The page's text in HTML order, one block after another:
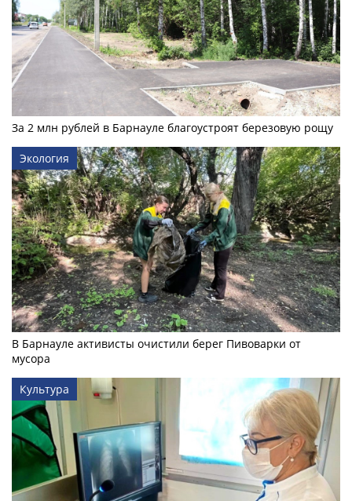
За 2 млн рублей в Барнауле благоустроят березовую рощу
Экология
В Барнауле активисты очистили берег Пивоварки от
мусора
Культура